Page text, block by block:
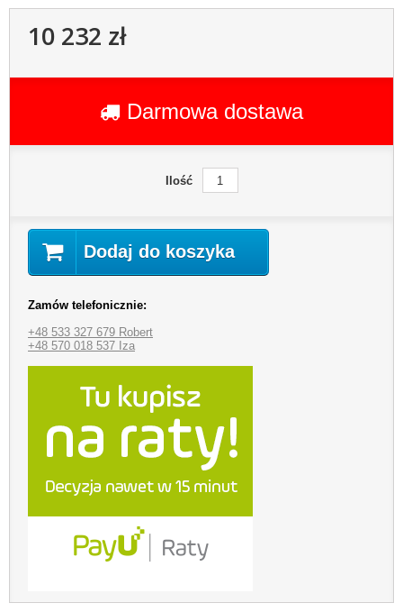
10 232 zł
Darmowa dostawa
Ilość
Dodaj do koszyka
Zamów telefonicznie:
+48 533 327 679 Robert
+48 570 018 537 Iza